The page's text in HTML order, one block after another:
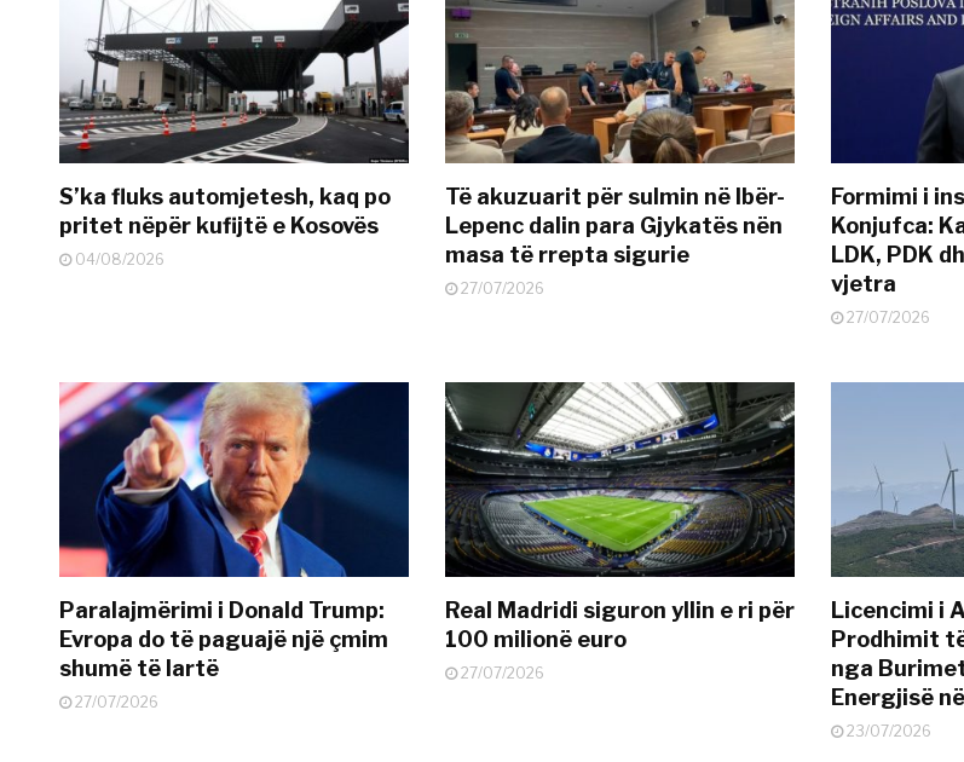
S’ka fluks automjetesh, kaq po
pritet nëpër kufijtë e Kosovës
04/08/2026
Të akuzuarit për sulmin në Ibër-
Lepenc dalin para Gjykatës nën
masa të rrepta sigurie
27/07/2026
Formimi i
Konjufca:
LDK, PDK
vjetra
27/07/2026
Paralajmërimi i Donald Trump:
Evropa do të paguajë një çmim
shumë të lartë
27/07/2026
Real Madridi siguron yllin e ri për
100 milionë euro
27/07/2026
Licencimi i
Prodhimit
nga
Energjisë
23/07/2026